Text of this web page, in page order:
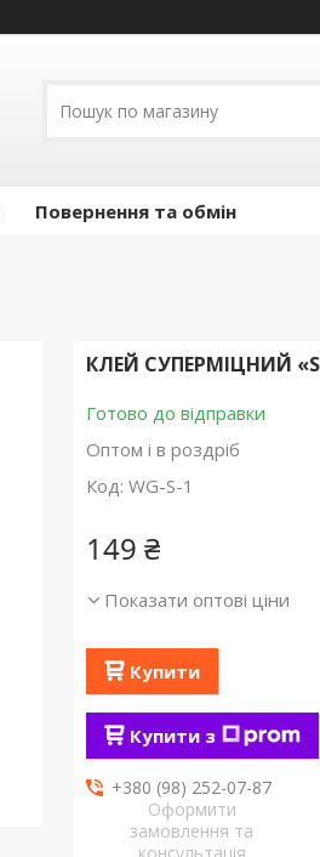
Повернення та обмін
КЛЕЙ СУПЕРМІЦНИЙ
Готово до відправки
Оптом і в роздріб
Код: WG-S-1
149 ₴
Показати оптові ціни
Купити
Купити з
+380 (98) 252-07-87
Оформити
замовлення та